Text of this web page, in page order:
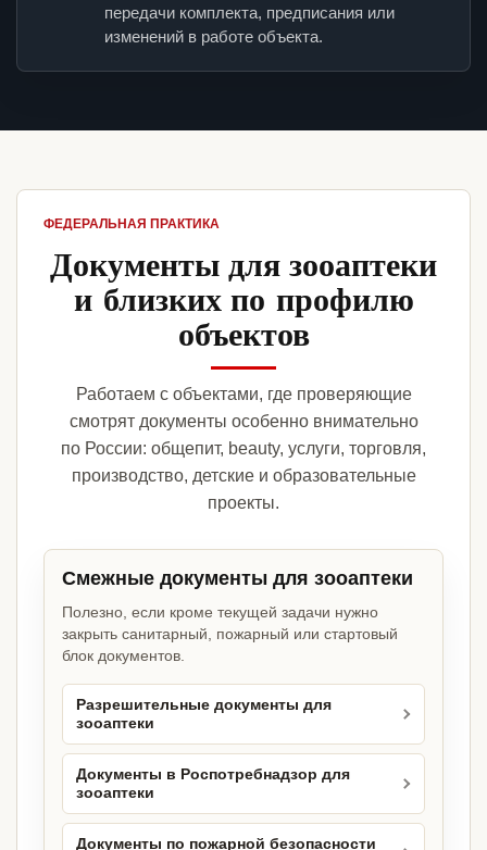
передачи комплекта, предписания или
изменений в работе объекта.
ФЕДЕРАЛЬНАЯ ПРАКТИКА
Документы для зооаптеки
и близких по профилю
объектов
Работаем с объектами, где проверяющие
смотрят документы особенно внимательно
по России: общепит, beauty, услуги, торговля,
производство, детские и образовательные
проекты.
Смежные документы для зооаптеки
Полезно, если кроме текущей задачи нужно
закрыть санитарный, пожарный или стартовый
блок документов.
Разрешительные документы для
зооаптеки
Документы в Роспотребнадзор для
зооаптеки
Документы по пожарной безопасности